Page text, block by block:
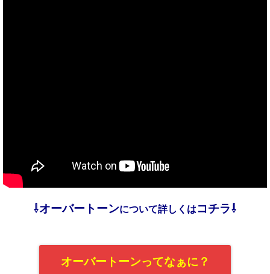
⇩オーバートーンについて詳しくはコチラ⇩
オーバートーンってなぁに？